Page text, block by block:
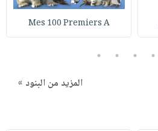
Mes 100 Premiers A
2
3
4
5
المزيد من البنود »